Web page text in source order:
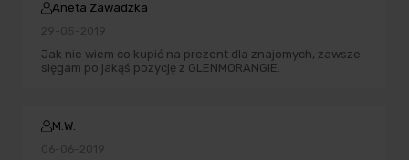
Aneta Zawadzka
29-05-2019
Jak nie wiem co kupić na prezent dla znajomych, zawsze
sięgam po jakąś pozycję z GLENMORANGIE.
M.W.
06-06-2019